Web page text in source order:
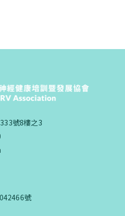
號8樓之3
號